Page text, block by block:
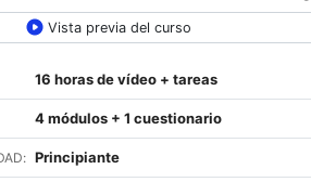
Vista previa del curso
16 horas de vídeo + tareas
4 módulos + 1 cuestionario
Principiante